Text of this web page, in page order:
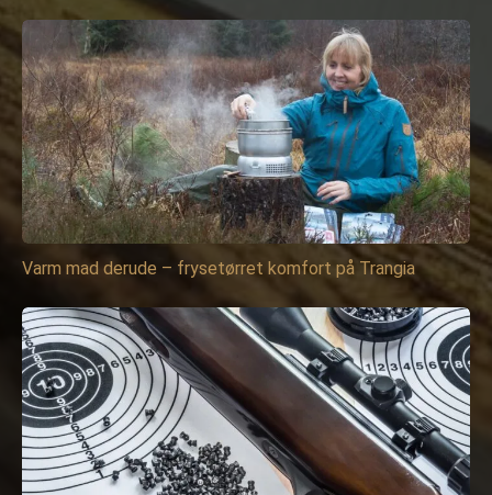
Varm mad derude – frysetørret komfort på Trangia